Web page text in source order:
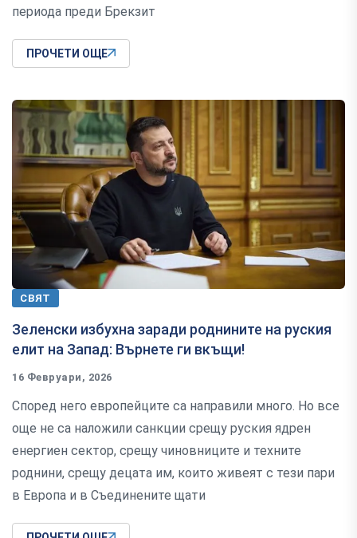
периода преди Брекзит
ПРОЧЕТИ ОЩЕ
СВЯТ
Зеленски избухна заради роднините на руския
елит на Запад: Върнете ги вкъщи!
16 Февруари, 2026
Според него европейците са направили много. Но все
още не са наложили санкции срещу руския ядрен
енергиен сектор, срещу чиновниците и техните
роднини, срещу децата им, които живеят с тези пари
в Европа и в Съединените щати